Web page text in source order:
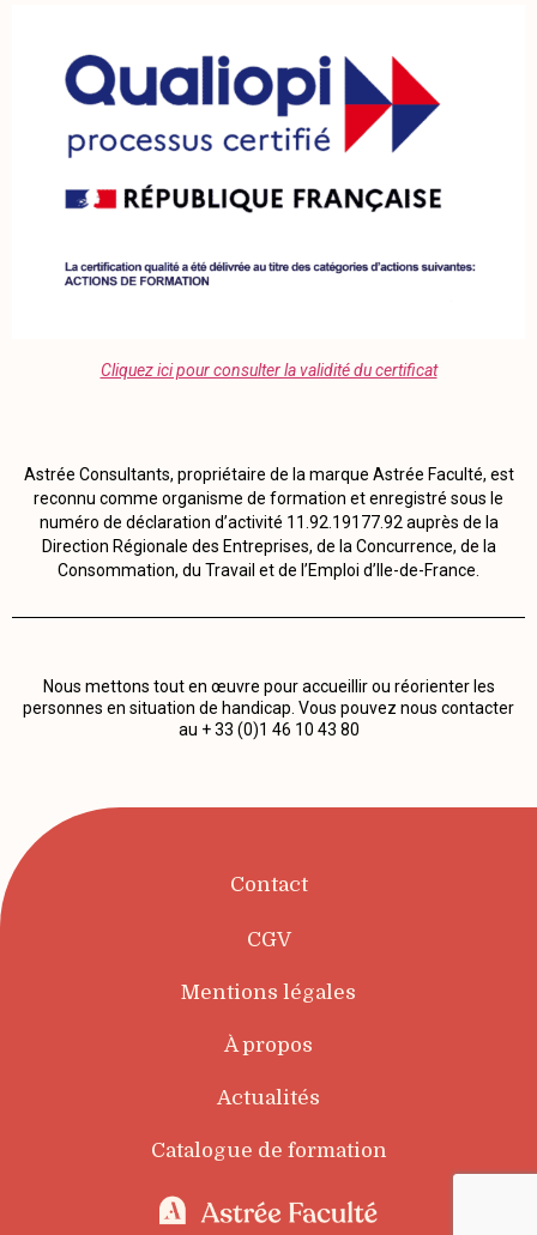
Cliquez ici pour consulter la validité du certificat
Astrée Consultants, propriétaire de la marque Astrée Faculté, est
reconnu comme organisme de formation et enregistré sous le
numéro de déclaration d’activité 11.92.19177.92 auprès de la
Direction Régionale des Entreprises, de la Concurrence, de la
Consommation, du Travail et de l’Emploi d’Ile-de-France.
Nous mettons tout en œuvre pour accueillir ou réorienter les
personnes en situation de handicap. Vous pouvez nous contacter
au + 33 (0)1 46 10 43 80
Contact
CGV
Mentions légales
À propos
Actualités
Catalogue de formation